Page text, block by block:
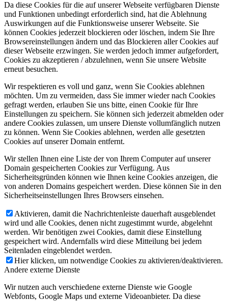
Da diese Cookies für die auf unserer Webseite verfügbaren Dienste
und Funktionen unbedingt erforderlich sind, hat die Ablehnung
Auswirkungen auf die Funktionsweise unserer Webseite. Sie
können Cookies jederzeit blockieren oder löschen, indem Sie Ihre
Browsereinstellungen ändern und das Blockieren aller Cookies auf
dieser Webseite erzwingen. Sie werden jedoch immer aufgefordert,
Cookies zu akzeptieren / abzulehnen, wenn Sie unsere Website
erneut besuchen.
Wir respektieren es voll und ganz, wenn Sie Cookies ablehnen
möchten. Um zu vermeiden, dass Sie immer wieder nach Cookies
gefragt werden, erlauben Sie uns bitte, einen Cookie für Ihre
Einstellungen zu speichern. Sie können sich jederzeit abmelden oder
andere Cookies zulassen, um unsere Dienste vollumfänglich nutzen
zu können. Wenn Sie Cookies ablehnen, werden alle gesetzten
Cookies auf unserer Domain entfernt.
Wir stellen Ihnen eine Liste der von Ihrem Computer auf unserer
Domain gespeicherten Cookies zur Verfügung. Aus
Sicherheitsgründen können wie Ihnen keine Cookies anzeigen, die
von anderen Domains gespeichert werden. Diese können Sie in den
Sicherheitseinstellungen Ihres Browsers einsehen.
Aktivieren, damit die Nachrichtenleiste dauerhaft ausgeblendet
wird und alle Cookies, denen nicht zugestimmt wurde, abgelehnt
werden. Wir benötigen zwei Cookies, damit diese Einstellung
gespeichert wird. Andernfalls wird diese Mitteilung bei jedem
Seitenladen eingeblendet werden.
Hier klicken, um notwendige Cookies zu aktivieren/deaktivieren.
Andere externe Dienste
Wir nutzen auch verschiedene externe Dienste wie Google
Webfonts, Google Maps und externe Videoanbieter. Da diese